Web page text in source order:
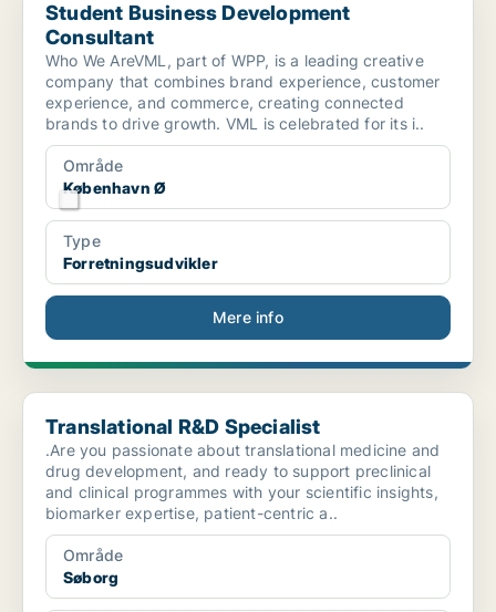
Student Business Development
Consultant
Who We AreVML, part of WPP, is a leading creative
company that combines brand experience, customer
experience, and commerce, creating connected
brands to drive growth. VML is celebrated for its i..
Område
København Ø
Type
Forretningsudvikler
Mere info
Translational R&D Specialist
Translational R&D Specialist
.Are you passionate about translational medicine and
drug development, and ready to support preclinical
and clinical programmes with your scientific insights,
biomarker expertise, patient-centric a..
Område
Søborg